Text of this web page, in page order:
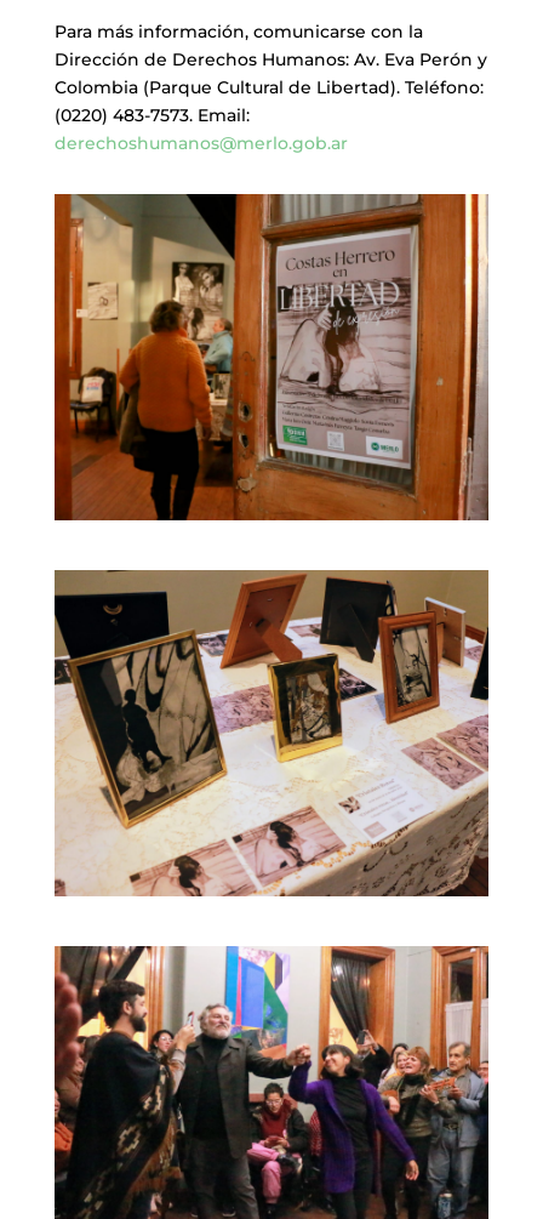
Para más información, comunicarse con la
Dirección de Derechos Humanos: Av. Eva Perón y
Colombia (Parque Cultural de Libertad). Teléfono:
(0220) 483-7573. Email:
derechoshumanos@merlo.gob.ar